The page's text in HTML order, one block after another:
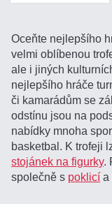
Oceňte nejlepšího
velmi oblíbenou
ale i jiných
nejlepšího hráče
či kamarádům se
odstínu jsou na
nabídky mnoha
basketbal. K trofeji
stojánek na figurky.
společně s poklicía